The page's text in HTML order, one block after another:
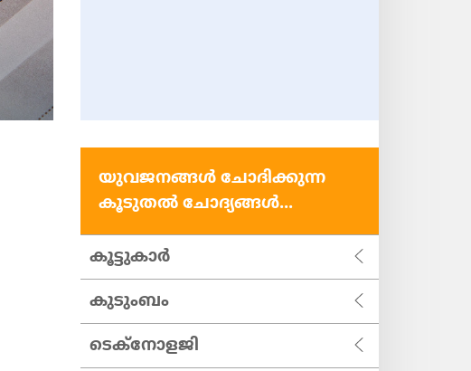
യുവജനങ്ങള്‍ ചോദിക്കുന്ന
കൂടുതല്‍ ചോദ്യങ്ങള്‍...
കൂട്ടുകാര്‍
കുടുംബം
ടെക്നോളജി